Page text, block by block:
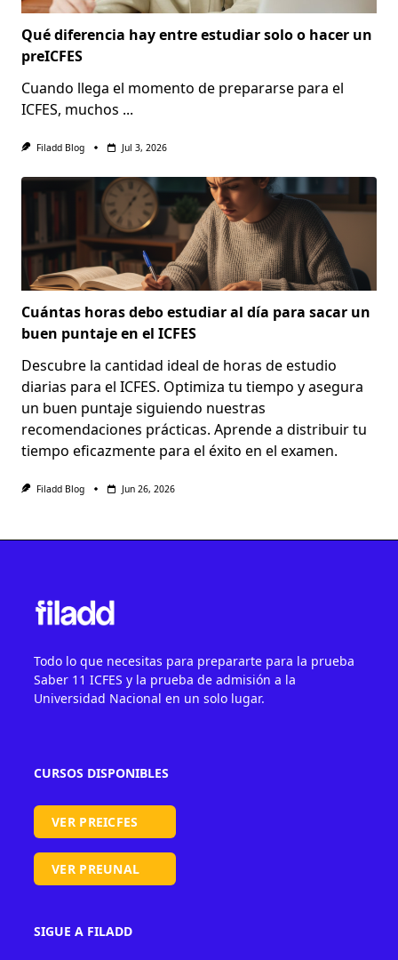
Qué diferencia hay entre estudiar solo o hacer un
preICFES
Cuando llega el momento de prepararse para el
ICFES, muchos ...
Filadd Blog Jul 3, 2026
Cuántas horas debo estudiar al día para sacar un
buen puntaje en el ICFES
Descubre la cantidad ideal de horas de estudio
diarias para el ICFES. Optimiza tu tiempo y asegura
un buen puntaje siguiendo nuestras
recomendaciones prácticas. Aprende a distribuir tu
tiempo eficazmente para el éxito en el examen.
Filadd Blog Jun 26, 2026
Todo lo que necesitas para prepararte para la prueba
Saber 11 ICFES y la prueba de admisión a la
Universidad Nacional en un solo lugar.
CURSOS DISPONIBLES
VER PREICFES
VER PREUNAL
SIGUE A FILADD